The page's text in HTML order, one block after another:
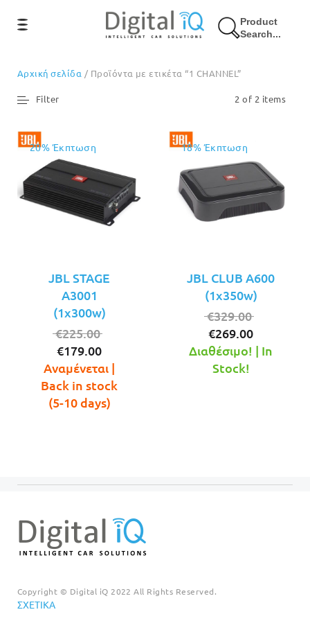
Product
Search...
Αρχική σελίδα / Προϊόντα με ετικέτα “1 CHANNEL”
2 of 2 items
Filter
20% Έκπτωση
JBL STAGE
A3001
(1x300w)
€225.00
was:
€225.00.
€179.00
τρέχουσα
τιμή
είναι:
Αναμένεται |
Back in stock
(5-10 days)
18% Έκπτωση
JBL CLUB A600
(1x350w)
€329.00
was:
€269.00
τρέχουσα
Διαθέσιμο! | In
Stock!
Copyright © Digital iQ 2022 All Rights Reserved.
ΣΧΕΤΙΚΆ